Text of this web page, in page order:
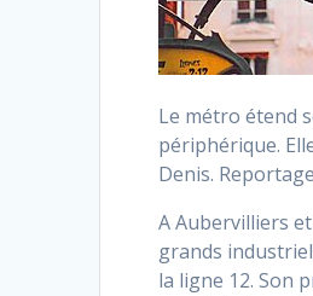
Le métro étend
périphérique.
Denis.
A Aubervilliers
grands
la ligne 12. Son